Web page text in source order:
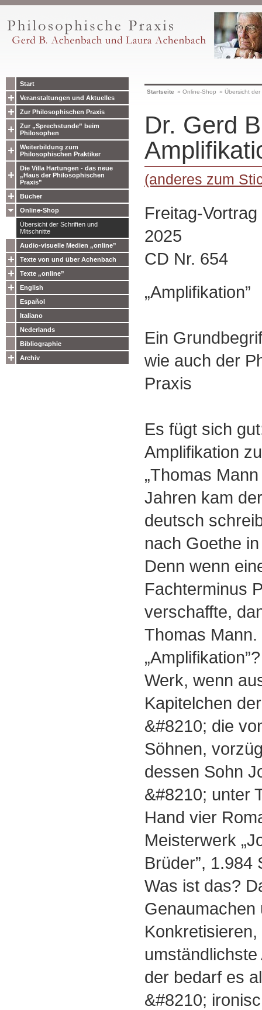
Start
Veranstaltungen und Aktuelles
Zur Philosophischen Praxis
Zur „Sprechstunde” beim
Philosophen
Weiterbildung zum
Philosophischen Praktiker
Die Villa Hartungen - das neue
„Haus der Philosophischen
Praxis”
Bücher
Online-Shop
Übersicht der Schriften und
Mitschnitte
Audio-visuelle Medien „online”
Texte von und über Achenbach
Texte „online”
English
Español
Italiano
Nederlands
Bibliographie
Archiv
Startseite » Online-Shop » Übersicht
Dr. Gerd
(anderes zum
Freitag-
2025
CD Nr. 654
„Amplifikation”
Ein
wie auch der
Praxis
Es fügt sich
Amplifikation
„Thomas
Jahren kam
deutsch
nach Goethe
Denn wenn
Fachterminus
verschaffte,
Thomas Mann.
Werk, wenn
Kapitelchen
&#8210; die
Söhnen,
dessen Sohn
&#8210; unter
Hand vier
Meisterwerk
Brüder”, 1.984
Was ist das?
Genaumachen
der bedarf es
&#8210;